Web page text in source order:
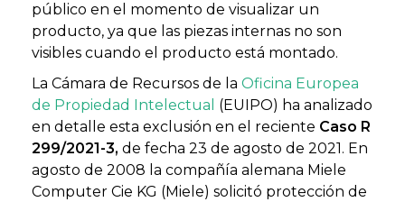
público en el momento de visualizar un
producto, ya que las piezas internas no son
visibles cuando el producto está montado.
La Cámara de Recursos de la Oficina Europea
de Propiedad Intelectual (EUIPO) ha analizado
en detalle esta exclusión en el reciente Caso R
299/2021-3, de fecha 23 de agosto de 2021. En
agosto de 2008 la compañía alemana Miele
Computer Cie KG (Miele) solicitó protección de